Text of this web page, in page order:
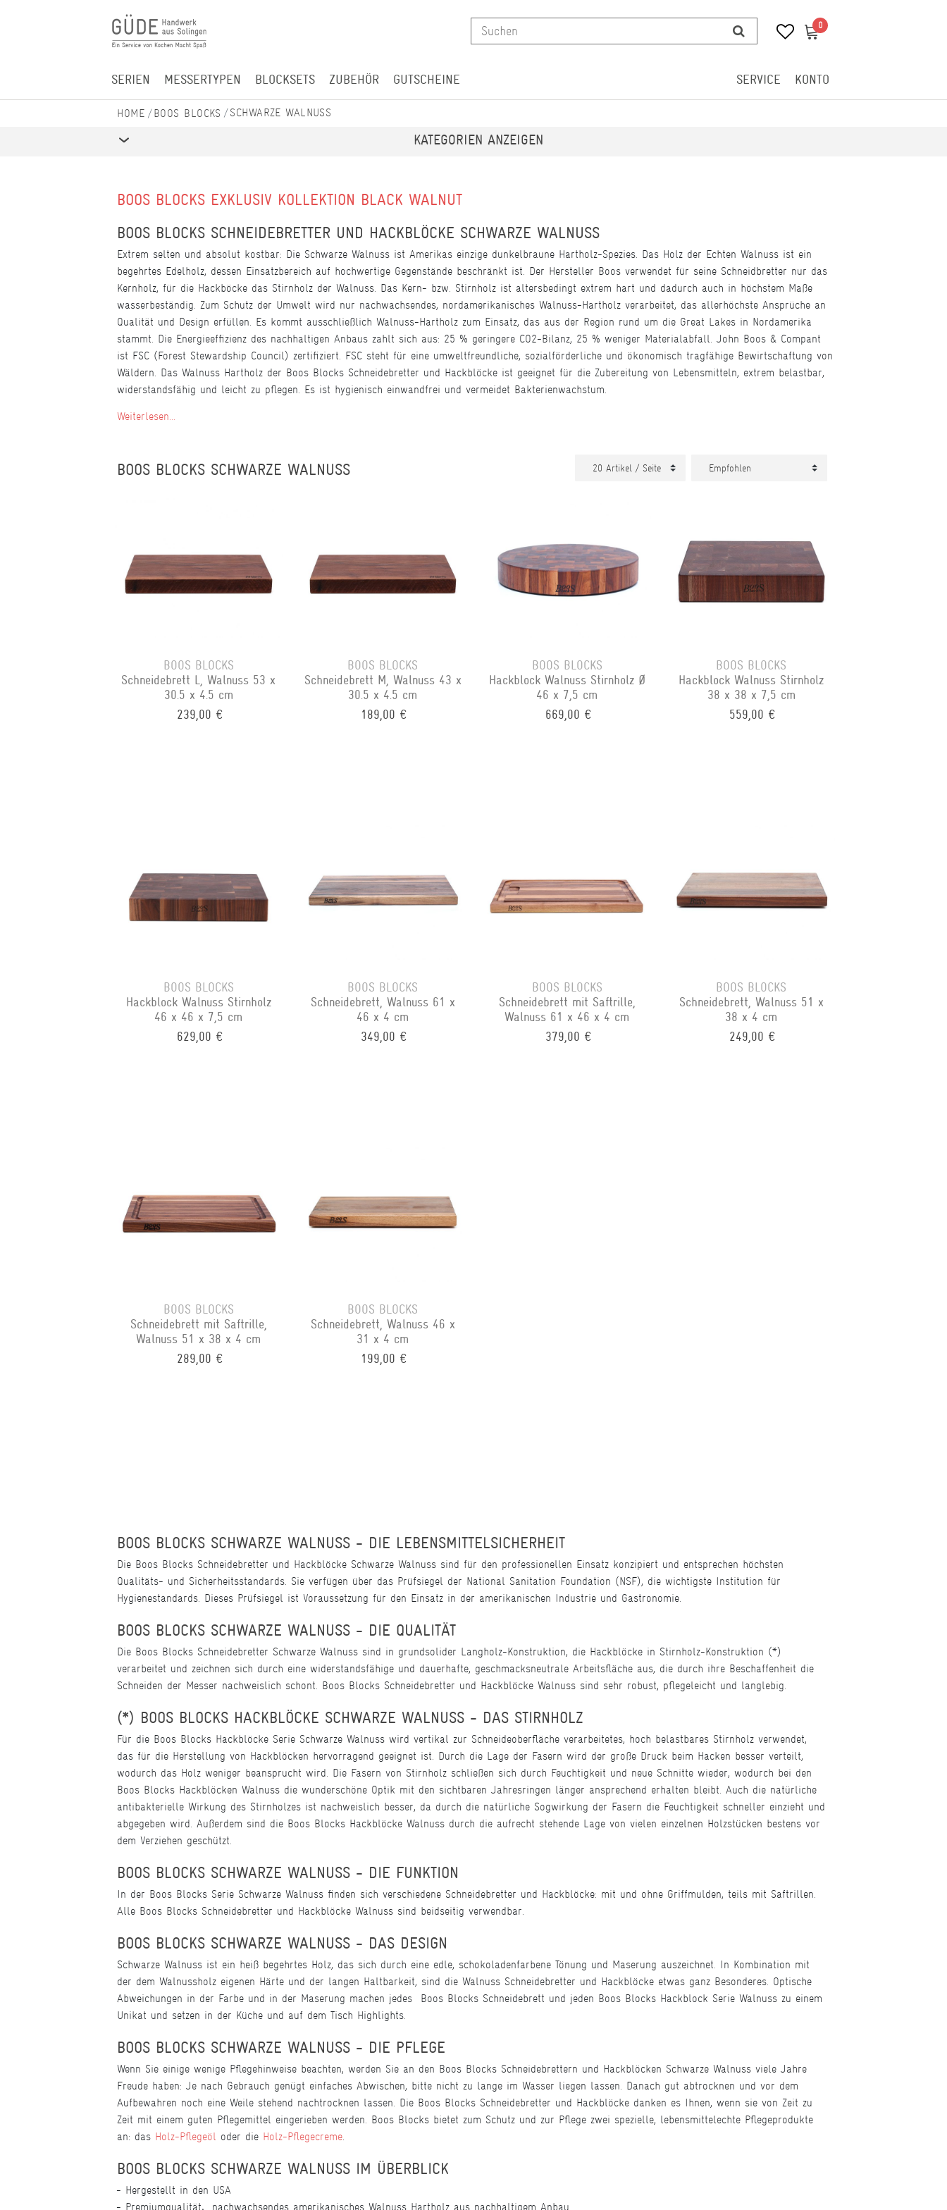
0 0
SERIEN MESSERTYPEN BLOCKSETS ZUBEHÖR GUTSCHEINE SERVICE KONTO
BOOS BLOCKS SCHWARZE WALNUSS
KATEGORIEN ANZEIGEN
BOOS BLOCKS EXKLUSIV KOLLEKTION BLACK WALNUT
BOOS BLOCKS SCHNEIDEBRETTER UND HACKBLÖCKE SCHWARZE WALNUSS
Extrem selten und absolut kostbar: Die Schwarze Walnuss ist Amerikas einzige dunkelbraune Hartholz-Spezies. Das Holz der Echten Walnuss ist ein
begehrtes Edelholz, dessen Einsatzbereich auf hochwertige Gegenstände beschränkt ist. Der Hersteller Boos verwendet für seine Schneidbretter nur das
Kernholz, für die Hackböcke das Stirnholz der Walnuss. Das Kern- bzw. Stirnholz ist altersbedingt extrem hart und dadurch auch in höchstem Maße
wasserbeständig. Zum Schutz der Umwelt wird nur nachwachsendes, nordamerikanisches Walnuss-Hartholz verarbeitet, das allerhöchste Ansprüche an
Qualität und Design erfüllen. Es kommt ausschließlich Walnuss-Hartholz zum Einsatz, das aus der Region rund um die Great Lakes in Nordamerika
stammt. Die Energieeffizienz des nachhaltigen Anbaus zahlt sich aus: 25 % geringere CO2-Bilanz, 25 % weniger Materialabfall. John Boos & Compant
ist FSC (Forest Stewardship Council) zertifiziert. FSC steht für eine umweltfreundliche, sozialförderliche und ökonomisch tragfähige Bewirtschaftung von
Wäldern. Das Walnuss Hartholz der Boos Blocks Schneidebretter und Hackblöcke ist geeignet für die Zubereitung von Lebensmitteln, extrem belastbar,
widerstandsfähig und leicht zu pflegen. Es ist hygienisch einwandfrei und vermeidet Bakterienwachstum.
Weiterlesen...
BOOS BLOCKS SCHWARZE WALNUSS
BOOS BLOCKS
Schneidebrett L, Walnuss 53 x
30.5 x 4.5 cm
239,00 €
BOOS BLOCKS
Schneidebrett M, Walnuss 43 x
30.5 x 4.5 cm
189,00 €
BOOS BLOCKS
Hackblock Walnuss Stirnholz Ø
46 x 7,5 cm
669,00 €
BOOS BLOCKS
Hackblock Walnuss Stirnholz
38 x 38 x 7,5 cm
559,00 €
BOOS BLOCKS
Hackblock Walnuss Stirnholz
46 x 46 x 7,5 cm
629,00 €
BOOS BLOCKS
Schneidebrett, Walnuss 61 x
46 x 4 cm
349,00 €
BOOS BLOCKS
Schneidebrett mit Saftrille,
Walnuss 61 x 46 x 4 cm
379,00 €
BOOS BLOCKS
Schneidebrett, Walnuss 51 x
38 x 4 cm
249,00 €
BOOS BLOCKS
Schneidebrett mit Saftrille,
Walnuss 51 x 38 x 4 cm
289,00 €
BOOS BLOCKS
Schneidebrett, Walnuss 46 x
31 x 4 cm
199,00 €
BOOS BLOCKS SCHWARZE WALNUSS - DIE LEBENSMITTELSICHERHEIT
Die Boos Blocks Schneidebretter und Hackblöcke Schwarze Walnuss sind für den professionellen Einsatz konzipiert und entsprechen höchsten
Qualitäts- und Sicherheitsstandards. Sie verfügen über das Prüfsiegel der National Sanitation Foundation (NSF), die wichtigste Institution für
Hygienestandards. Dieses Prüfsiegel ist Voraussetzung für den Einsatz in der amerikanischen Industrie und Gastronomie.
BOOS BLOCKS SCHWARZE WALNUSS - DIE QUALITÄT
Die Boos Blocks Schneidebretter Schwarze Walnuss sind in grundsolider Langholz-Konstruktion, die Hackblöcke in Stirnholz-Konstruktion (*)
verarbeitet und zeichnen sich durch eine widerstandsfähige und dauerhafte, geschmacksneutrale Arbeitsfläche aus, die durch ihre Beschaffenheit die
Schneiden der Messer nachweislich schont. Boos Blocks Schneidebretter und Hackblöcke Walnuss sind sehr robust, pflegeleicht und langlebig.
(*) BOOS BLOCKS HACKBLÖCKE SCHWARZE WALNUSS - DAS STIRNHOLZ
Für die Boos Blocks Hackblöcke Serie Schwarze Walnuss wird vertikal zur Schneideoberfläche verarbeitetes, hoch belastbares Stirnholz verwendet,
das für die Herstellung von Hackblöcken hervorragend geeignet ist. Durch die Lage der Fasern wird der große Druck beim Hacken besser verteilt,
wodurch das Holz weniger beansprucht wird. Die Fasern von Stirnholz schließen sich durch Feuchtigkeit und neue Schnitte wieder, wodurch bei den
Boos Blocks Hackblöcken Walnuss die wunderschöne Optik mit den sichtbaren Jahresringen länger ansprechend erhalten bleibt. Auch die natürliche
antibakterielle Wirkung des Stirnholzes ist nachweislich besser, da durch die natürliche Sogwirkung der Fasern die Feuchtigkeit schneller einzieht und
abgegeben wird. Außerdem sind die Boos Blocks Hackblöcke Walnuss durch die aufrecht stehende Lage von vielen einzelnen Holzstücken bestens vor
dem Verziehen geschützt.
BOOS BLOCKS SCHWARZE WALNUSS - DIE FUNKTION
In der Boos Blocks Serie Schwarze Walnuss finden sich verschiedene Schneidebretter und Hackblöcke: mit und ohne Griffmulden, teils mit Saftrillen.
Alle Boos Blocks Schneidebretter und Hackblöcke Walnuss sind beidseitig verwendbar.
BOOS BLOCKS SCHWARZE WALNUSS - DAS DESIGN
Schwarze Walnuss ist ein heiß begehrtes Holz, das sich durch eine edle, schokoladenfarbene Tönung und Maserung auszeichnet. In Kombination mit
der dem Walnussholz eigenen Härte und der langen Haltbarkeit, sind die Walnuss Schneidebretter und Hackblöcke etwas ganz Besonderes. Optische
Abweichungen in der Farbe und in der Maserung machen jedes Boos Blocks Schneidebrett und jeden Boos Blocks Hackblock Serie Walnuss zu einem
Unikat und setzen in der Küche und auf dem Tisch Highlights.
BOOS BLOCKS SCHWARZE WALNUSS - DIE PFLEGE
Wenn Sie einige wenige Pflegehinweise beachten, werden Sie an den Boos Blocks Schneidebrettern und Hackblöcken Schwarze Walnuss viele Jahre
Freude haben: Je nach Gebrauch genügt einfaches Abwischen, bitte nicht zu lange im Wasser liegen lassen. Danach gut abtrocknen und vor dem
Aufbewahren noch eine Weile stehend nachtrocknen lassen. Die Boos Blocks Schneidebretter und Hackblöcke danken es Ihnen, wenn sie von Zeit zu
Zeit mit einem guten Pflegemittel eingerieben werden. Boos Blocks bietet zum Schutz und zur Pflege zwei spezielle, lebensmittelechte Pflegeprodukte
an: das Holz-Pflegeöl oder die Holz-Pflegecreme.
BOOS BLOCKS SCHWARZE WALNUSS IM ÜBERBLICK
Hergestellt in den USA
Premiumqualität, nachwachsendes amerikanisches Walnuss Hartholz aus nachhaltigem Anbau